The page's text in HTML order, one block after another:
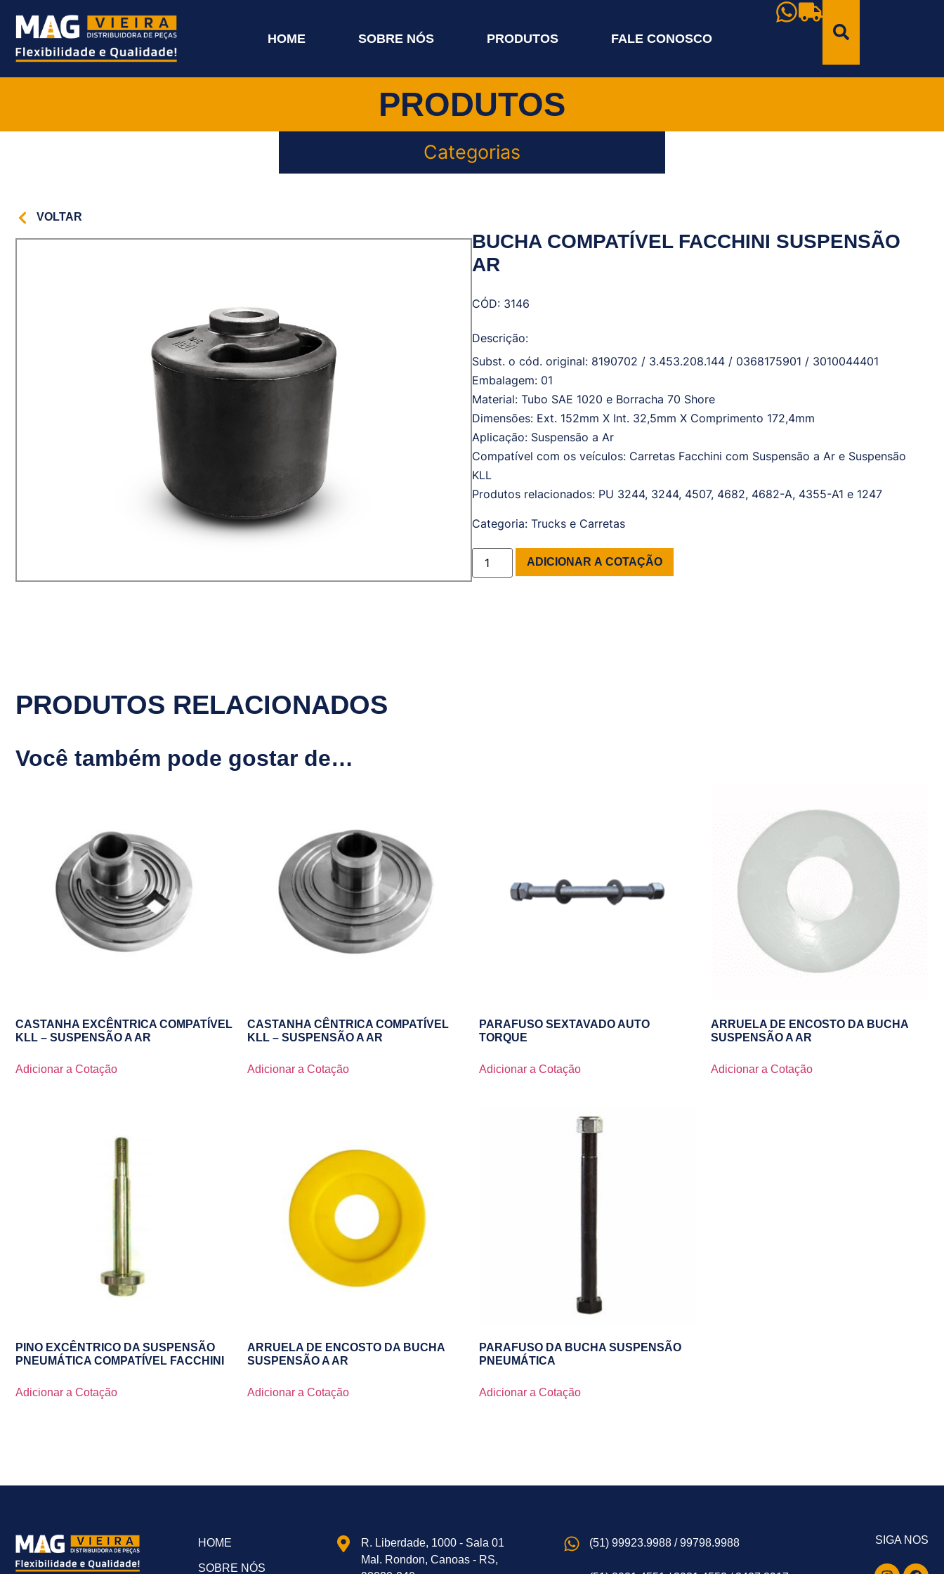
HOME SOBRE NÓS PRODUTOS FALE CONOSCO
PRODUTOS
Categorias
VOLTAR
BUCHA COMPATÍVEL FACCHINI SUSPENSÃO
AR
CÓD: 3146
Descrição:
Subst. o cód. original: 8190702 / 3.453.208.144 / 0368175901 / 3010044401
Embalagem: 01
Material: Tubo SAE 1020 e Borracha 70 Shore
Dimensões: Ext. 152mm X Int. 32,5mm X Comprimento 172,4mm
Aplicação: Suspensão a Ar
Compatível com os veículos: Carretas Facchini com Suspensão a Ar e Suspensão
KLL
Produtos relacionados: PU 3244, 3244, 4507, 4682, 4682-A, 4355-A1 e 1247
Categoria: Trucks e Carretas
ADICIONAR A COTAÇÃO
PRODUTOS RELACIONADOS
Você também pode gostar de…
CASTANHA EXCÊNTRICA COMPATÍVEL
KLL – SUSPENSÃO A AR
Adicionar a Cotação
CASTANHA CÊNTRICA COMPATÍVEL
KLL – SUSPENSÃO A AR
Adicionar a Cotação
PARAFUSO SEXTAVADO AUTO
TORQUE
Adicionar a Cotação
ARRUELA DE ENCOSTO DA BUCHA
SUSPENSÃO A AR
Adicionar a Cotação
PINO EXCÊNTRICO DA SUSPENSÃO
PNEUMÁTICA COMPATÍVEL FACCHINI
Adicionar a Cotação
ARRUELA DE ENCOSTO DA BUCHA
SUSPENSÃO A AR
Adicionar a Cotação
PARAFUSO DA BUCHA SUSPENSÃO
PNEUMÁTICA
Adicionar a Cotação
HOME
SOBRE NÓS
R. Liberdade, 1000 - Sala 01
Mal. Rondon, Canoas - RS,
(51) 99923.9988 / 99798.9988 SIGA NOS